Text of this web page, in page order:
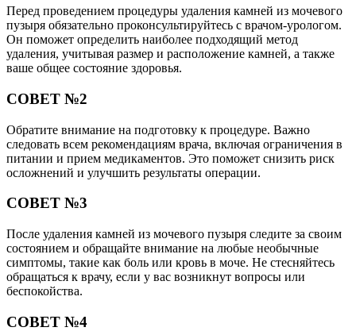
Перед проведением процедуры удаления камней из мочевого
пузыря обязательно проконсультируйтесь с врачом-урологом.
Он поможет определить наиболее подходящий метод
удаления, учитывая размер и расположение камней, а также
ваше общее состояние здоровья.
СОВЕТ №2
Обратите внимание на подготовку к процедуре. Важно
следовать всем рекомендациям врача, включая ограничения в
питании и прием медикаментов. Это поможет снизить риск
осложнений и улучшить результаты операции.
СОВЕТ №3
После удаления камней из мочевого пузыря следите за своим
состоянием и обращайте внимание на любые необычные
симптомы, такие как боль или кровь в моче. Не стесняйтесь
обращаться к врачу, если у вас возникнут вопросы или
беспокойства.
СОВЕТ №4